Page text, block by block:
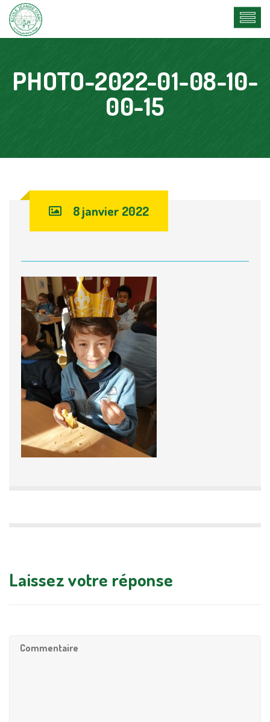
PHOTO-2022-01-08-10-
00-15
8 janvier 2022
Laissez votre réponse